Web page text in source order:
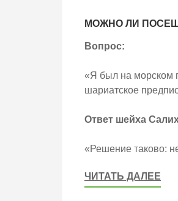
МОЖНО ЛИ
Вопрос:
«Я был на морском
шариатское
Ответ шейха
«Решение таково:
ЧИТАТЬ ДАЛЕЕ